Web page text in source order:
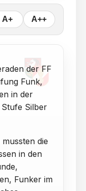
A+ A++
der FF
Funk,
in der
Silber
die
in den
Funker im